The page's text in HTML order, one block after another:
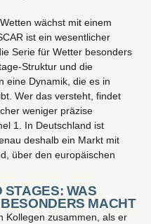
wächst mit einem
ist ein wesentlicher
Serie für Wetter besonders
Struktur und die
eine Dynamik, die es in
Wer das versteht, findet
weniger präzise
1. In Deutschland ist
deshalb ein Markt mit
über den europäischen
STAGES: WAS
MACHT
Kollegen zusammen, als er